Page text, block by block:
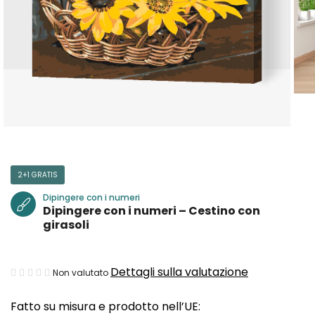
Fatto su misura e prodotto nell’UE:
2+1 GRATIS
Dipingere con i numeri
Dipingere con i numeri – Cestino con
girasoli
La
media
Non valutato Dettagli sulla valutazione